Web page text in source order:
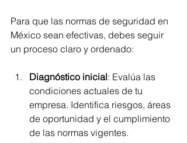
Para que las normas de seguridad en
México sean efectivas, debes seguir
un proceso claro y ordenado:
Diagnóstico inicial: Evalúa las
condiciones actuales de tu
empresa. Identifica riesgos, áreas
de oportunidad y el cumplimiento
de las normas vigentes.